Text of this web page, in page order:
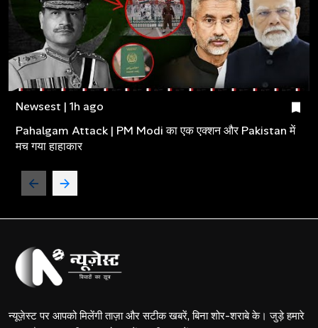
Newsest | 1h ago
Pahalgam Attack | PM Modi का एक एक्शन और Pakistan में
मच गया हाहाकार
न्यूज़ेस्ट पर आपको मिलेंगी ताज़ा और सटीक खबरें, बिना शोर-शराबे के। जुड़े हमारे